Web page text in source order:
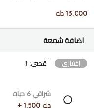
13.000 دك
اضافة شمعة
إختياري أقصى: 1
شراقي 6 حبات
دك 1.500 +